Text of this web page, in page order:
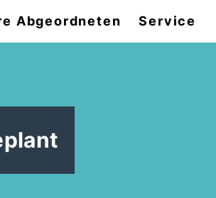
Abgeordneten Service